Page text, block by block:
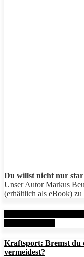
Du willst nicht nur
Unser Autor Markus
(erhältlich als eBook)
Kraftsport: Bremst du
vermeidest?